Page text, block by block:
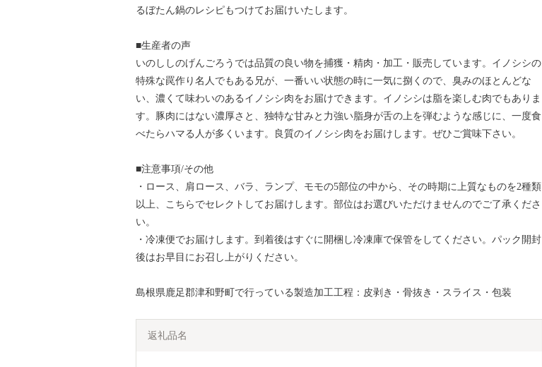
るぼたん鍋のレシピもつけてお届けいたします。
■生産者の声
いのししのげんごろうでは品質の良い物を捕獲・精肉・加工・販売しています。イノシシの
特殊な罠作り名人でもある兄が、一番いい状態の時に一気に捌くので、臭みのほとんどな
い、濃くて味わいのあるイノシシ肉をお届けできます。イノシシは脂を楽しむ肉でもありま
す。豚肉にはない濃厚さと、独特な甘みと力強い脂身が舌の上を弾むような感じに、一度食
べたらハマる人が多くいます。良質のイノシシ肉をお届けします。ぜひご賞味下さい。
■注意事項/その他
・ロース、肩ロース、バラ、ランプ、モモの5部位の中から、その時期に上質なものを2種類
以上、こちらでセレクトしてお届けします。部位はお選びいただけませんのでご了承くださ
い。
・冷凍便でお届けします。到着後はすぐに開梱し冷凍庫で保管をしてください。パック開封
後はお早目にお召し上がりください。
島根県鹿足郡津和野町で行っている製造加工工程：皮剥き・骨抜き・スライス・包装
返礼品名